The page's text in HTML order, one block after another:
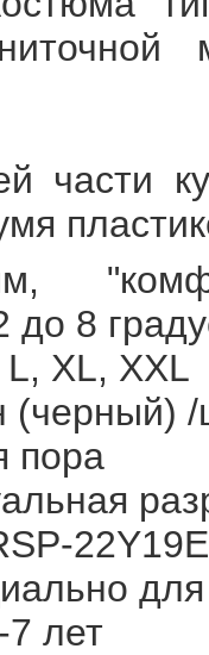
части
до 8
XL, XXL
/
пора
лет